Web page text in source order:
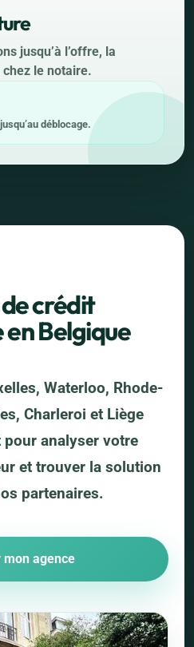
jusqu’à l’offre, la
le notaire.
déblocage.
crédit
Belgique
Waterloo, Rhode-
Charleroi et Liège
analyser votre
et trouver la solution
partenaires.
mon agence